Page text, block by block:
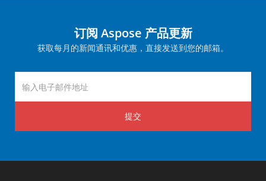
订阅 Aspose 产品更新
获取每月的新闻通讯和优惠，直接发送到您的邮箱。
提交